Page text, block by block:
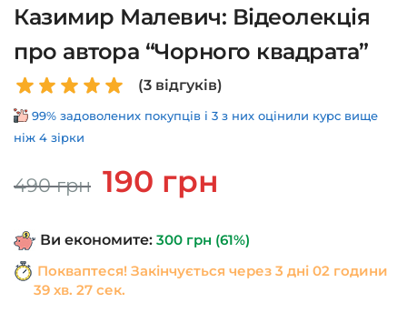
Казимир Малевич: Відеолекція
про автора “Чорного квадрата”
(3відгуків)
99% задоволених покупців і 3 з них оцінили курс вище
ніж 4 зірки
490грн
Оригінальна
ціна:
190 грн
Ви економите: 300 грн (61%)
Покваптеся! Закінчується через 3 дні 02 години
39 хв. 26 сек.